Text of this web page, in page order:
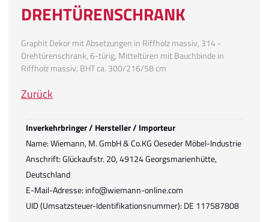
DREHTÜRENSCHRANK
Graphit Dekor mit Absetzungen in Riffholz massiv, 314 -
Drehtürenschrank, 6-türig, Mitteltüren mit Bauchbinde in
Riffholz massiv, BHT ca. 300/216/58 cm
Zurück
Inverkehrbringer / Hersteller / Importeur
Name: Wiemann, M. GmbH & Co.KG Oeseder Möbel-Industrie
Anschrift: Glückaufstr. 20, 49124 Georgsmarienhütte,
Deutschland
E-Mail-Adresse: info@wiemann-online.com
UID (Umsatzsteuer-Identifikationsnummer): DE 117587808